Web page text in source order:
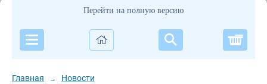
Перейти на полную версию
Главная → Новости